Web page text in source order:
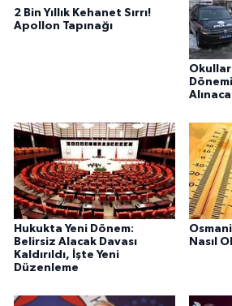
2 Bin Yıllık Kehanet Sırrı!
Apollon Tapınağı
Hukukta Yeni Dönem:
Belirsiz Alacak Davası
Kaldırıldı, İşte Yeni
Düzenleme
Nasıl